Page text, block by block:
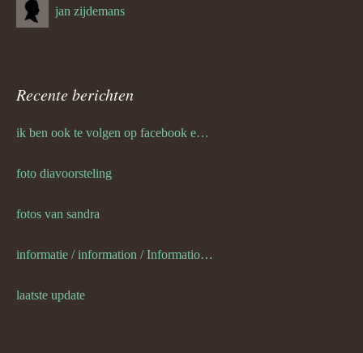
jan zijdemans
Recente berichten
ik ben ook te volgen op facebook en twitter
foto diavoorsteling
fotos van sandra
informatie / information / Informationen / l information
laatste update